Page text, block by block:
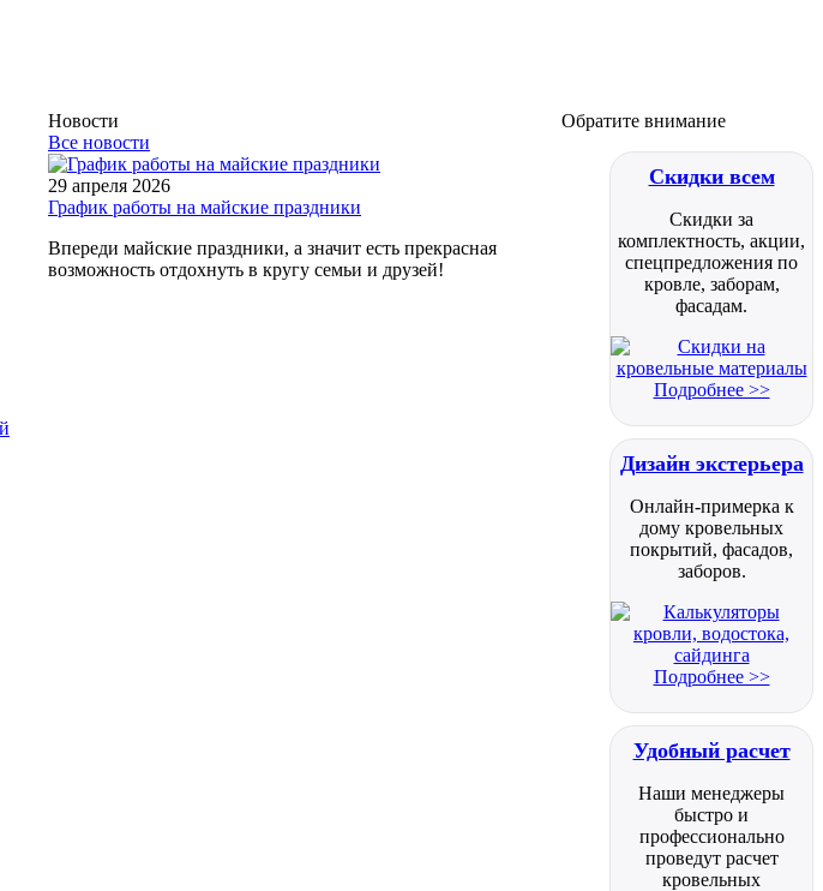
Обратите внимание
Скидки всем
Скидки за
комплектность, акции,
спецпредложения по
кровле, заборам,
фасадам.
Подробнее >>
Дизайн экстерьера
Онлайн-примерка к
дому кровельных
покрытий, фасадов,
заборов.
Подробнее >>
Удобный расчет
Наши менеджеры
быстро и
профессионально
проведут расчет
кровельных
Новости
Все новости
29 апреля 2026
График работы на майские праздники
Впереди майские праздники, а значит есть прекрасная
возможность отдохнуть в кругу семьи и друзей!